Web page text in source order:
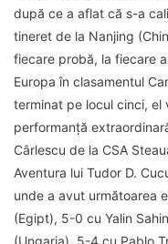
după ce a aflat că s-a
tineret de la Nanjing
fiecare probă, la fiecare
Europa în clasamentul
terminat pe locul cinci, el
performanță
Cârlescu de la CSA
Aventura lui Tudor D.
unde a avut următoarea
(Egipt), 5-0 cu Yalin